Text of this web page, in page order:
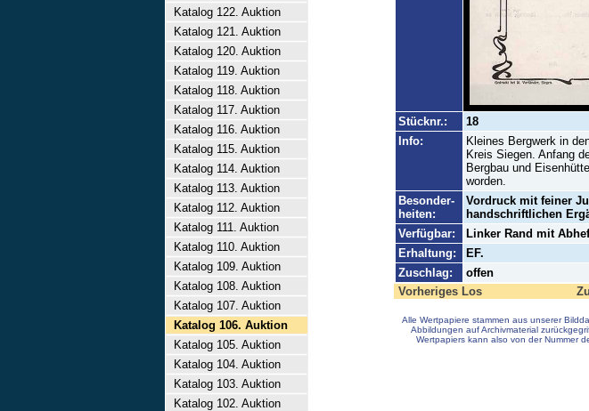
Katalog 122. Auktion
Katalog 121. Auktion
Katalog 120. Auktion
Katalog 119. Auktion
Katalog 118. Auktion
Katalog 117. Auktion
Katalog 116. Auktion
Katalog 115. Auktion
Katalog 114. Auktion
Katalog 113. Auktion
Katalog 112. Auktion
Katalog 111. Auktion
Katalog 110. Auktion
Katalog 109. Auktion
Katalog 108. Auktion
Katalog 107. Auktion
Katalog 106. Auktion
Katalog 105. Auktion
Katalog 104. Auktion
Katalog 103. Auktion
Katalog 102. Auktion
Stücknr.:
18
Info:
Kleines Bergwerk in
Kreis Siegen. Anfang
Bergbau und
worden.
Besonder-
heiten:
Vordruck mit feiner
handschriftlichen
Verfügbar:
Linker Rand mit
Erhaltung:
EF.
Zuschlag:
offen
Vorheriges Los
Alle Wertpapiere stammen aus unserer
Abbildungen auf Archivmaterial
Wertpapiers kann also von der Nummer